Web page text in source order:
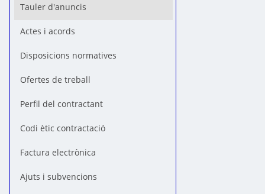
Tauler d'anuncis
Actes i acords
Disposicions normatives
Ofertes de treball
Perfil del contractant
Codi ètic contractació
Factura electrònica
Ajuts i subvencions